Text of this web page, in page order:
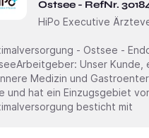
Ostsee - RefNr.
HiPo Executive
- Ostsee -
Kunde, ein Klinikum der Maximalversorgung, such ab sofort einen Facharzt
Medizin und
und hat ein Einzugsgebiet von über
besticht mit